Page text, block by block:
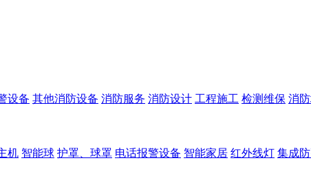
设备 其他消防设备 消防服务 消防设计 工程施工 检测维保 消防
机 智能球 护罩、球罩 电话报警设备 智能家居 红外线灯 集成